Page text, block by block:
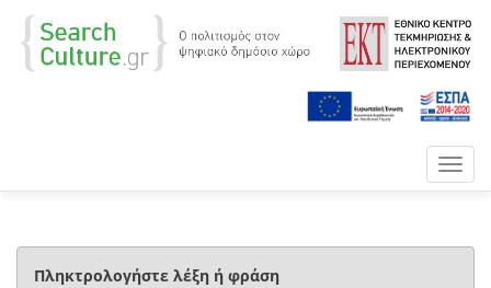
Πληκτρολογήστε λέξη ή φράση